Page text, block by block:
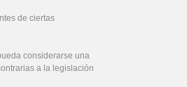
de ciertas
considerarse una
a la legislación